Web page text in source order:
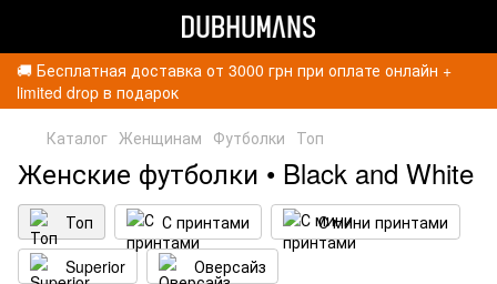
🚚 Бесплатная доставка от 3000 грн при оплате онлайн +
limited drop в подарок
Каталог Женщинам Футболки Топ
Женские футболки • Black and White
Топ С принтами
С мини принтами
Superior
Оверсайз